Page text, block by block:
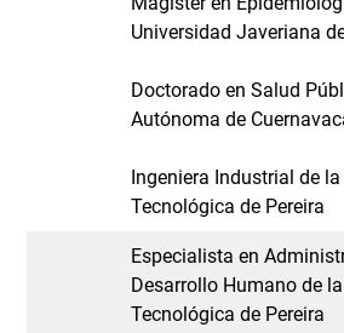
Universidad Javeriana
Doctorado en Salud
Autónoma de
Ingeniera Industrial de
Tecnológica de Pereira
Especialista en
Desarrollo Humano de
Tecnológica de Pereira